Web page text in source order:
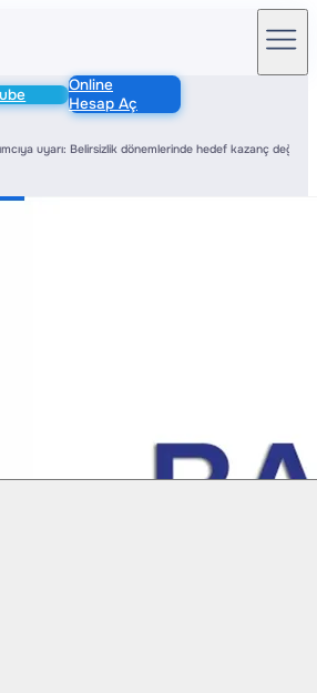
Online
Hesap Aç
uyarı: Belirsizlik dönemlerinde hedef kazanç değil